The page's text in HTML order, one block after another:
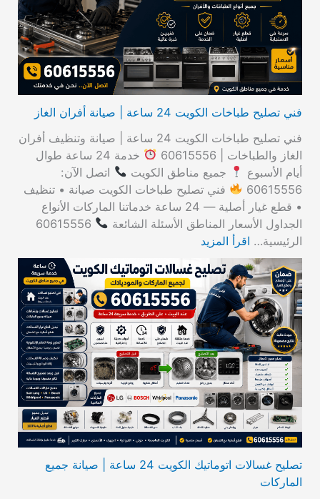
فني تصليح طباخات الكويت 24 ساعة | صيانة أفران الغاز
فني تصليح طباخات الكويت 24 ساعة | صيانة وتنظيف أفران
الغاز والطباخات | 60615556
خدمة 24 ساعة طوال
أيام الأسبوع
جميع مناطق الكويت
اتصل الآن:
60615556
فني تصليح طباخات الكويت صيانة • تنظيف
• قطع غيار أصلية — 24 ساعة خدماتنا الماركات الأنواع
الجداول الأسعار المناطق الأسئلة الشائعة
60615556
الرئيسية… اقرأ المزيد
تصليح غسالات اتوماتيك الكويت 24 ساعة | صيانة جميع
الماركات